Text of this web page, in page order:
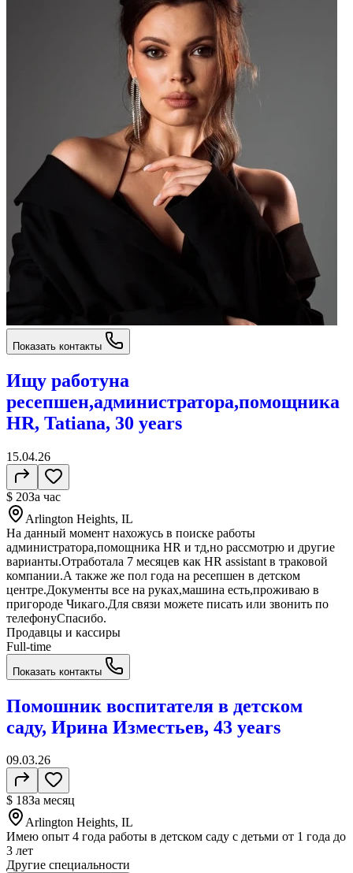
Показать контакты
Ищу работуна
ресепшен,администратора,помощника
HR, Tatiana, 30 years
15.04.26
$ 20За час
Arlington Heights, IL
На данный момент нахожусь в поиске работы
администратора,помощника HR и тд,но рассмотрю и другие
варианты.Отработала 7 месяцев как HR assistant в траковой
компании.А также же пол года на ресепшен в детском
центре.Документы все на руках,машина есть,проживаю в
пригороде Чикаго.Для связи можете писать или звонить по
телефонуСпасибо.
Продавцы и кассиры
Full-time
Показать контакты
Помошник воспитателя в детском
саду, Ирина Изместьев, 43 years
09.03.26
$ 18За месяц
Arlington Heights, IL
Имею опыт 4 года работы в детском саду с детьми от 1 года до
3 лет
Другие специальности